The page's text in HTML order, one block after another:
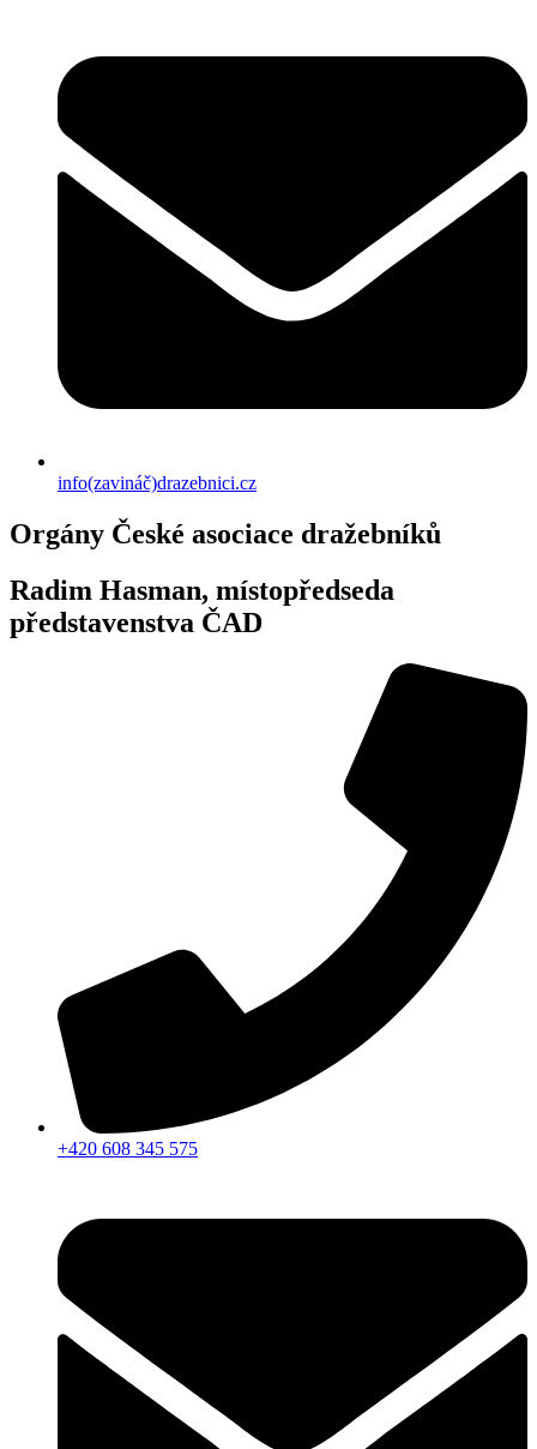
info(zavináč)drazebnici.cz
Orgány České asociace dražebníků
Radim Hasman, místopředseda
představenstva ČAD
+420 608 345 575